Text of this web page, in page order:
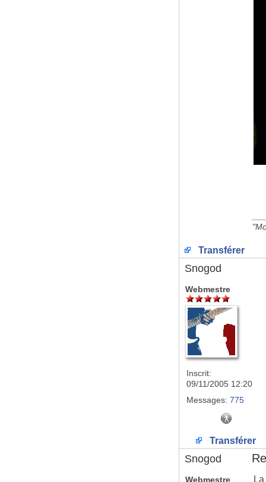
Transférer
Snogod
Webmestre
Inscrit:
09/11/2005 12:20
Messages: 775
Transférer
Snogod
Webmestre